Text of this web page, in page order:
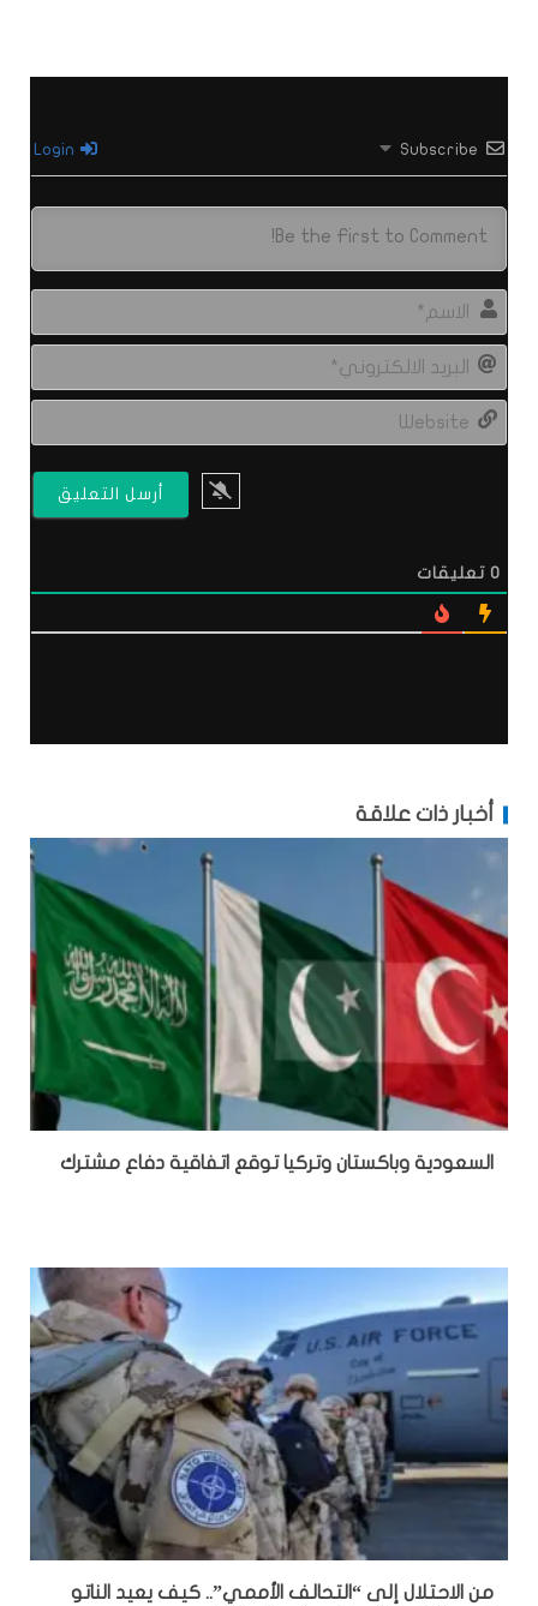
Subscribe
0 تعليقات
أخبار ذات علاقة
السعودية وباكستان وتركيا توقع اتفاقية دفاع مشترك
من الاحتلال إلى “التحالف الأممي”.. كيف يعيد الناتو